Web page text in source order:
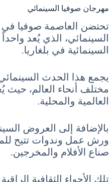
مهرجان صوفيا السينمائي
تحتضن العاصمة صوفيا في
السينمائي، الذي يُعد
السينمائية في بلغاريا.
يجمع هذا الحدث
مختلف أنحاء العالم،
العالمية والمحلية.
بالإضافة إلى العروض
ورش عمل وندوات تتيح
صناع الأفلام والمخرجين.
تلك الأجواء الثقافية